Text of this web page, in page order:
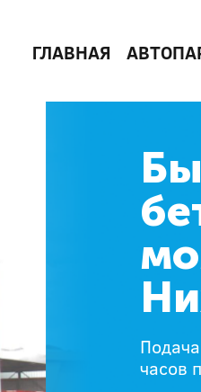
ГЛАВНАЯ
часов